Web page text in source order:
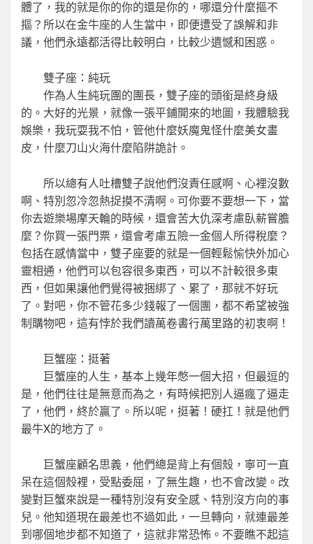
體了，我的就是你的你的還是你的，哪還分什麼摳不
摳？所以在金牛座的人生當中，即便遭受了誤解和非
議，他們永遠都活得比較明白，比較少遺憾和困惑。
雙子座：純玩
作為人生純玩團的團長，雙子座的頭銜是終身級
的。大好的光景，就像一張平鋪開來的地圖，我體驗我
娛樂，我玩耍我不怕，管他什麼妖魔鬼怪什麼美女畫
皮，什麼刀山火海什麼陷阱詭計。
所以總有人吐槽雙子說他們沒責任感啊、心裡沒數
啊、特別忽冷忽熱捉摸不清啊。可你要不要想一下，當
你去遊樂場摩天輪的時候，還會苦大仇深考慮臥薪嘗膽
麼？你買一張門票，還會考慮五險一金個人所得稅麼？
包括在感情當中，雙子座要的就是一個輕鬆愉快外加心
靈相通，他們可以包容很多東西，可以不計較很多東
西，但如果讓他們覺得被捆綁了、累了，那就不好玩
了。對吧，你不管花多少錢報了一個團，都不希望被強
制購物吧，這有悖於我們讀萬卷書行萬里路的初衷啊！
巨蟹座：挺著
巨蟹座的人生，基本上幾年憋一個大招，但最逗的
是，他們往往是無意而為之，有時候把別人逼瘋了逼走
了，他們，終於贏了。所以呢，挺著！硬扛！就是他們
最牛X的地方了。
巨蟹座顧名思義，他們總是背上有個殼，寧可一直
呆在這個殼裡，受點委屈，了無生趣，也不會改變。改
變對巨蟹來說是一種特別沒有安全感、特別沒方向的事
兒。他知道現在最差也不過如此，一旦轉向，就連最差
到哪個地步都不知道了，這就非常恐怖。不要瞧不起這